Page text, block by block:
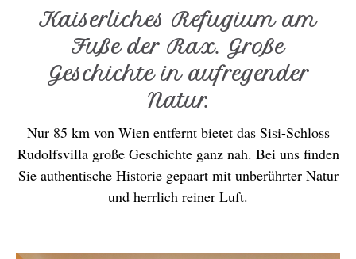
Kaiserliches Refugium am
Fuße der Rax. Große
Geschichte in aufregender
Natur.
Nur 85 km von Wien entfernt bietet das Sisi-Schloss
Rudolfsvilla große Geschichte ganz nah. Bei uns finden
Sie authentische Historie gepaart mit unberührter Natur
und herrlich reiner Luft.